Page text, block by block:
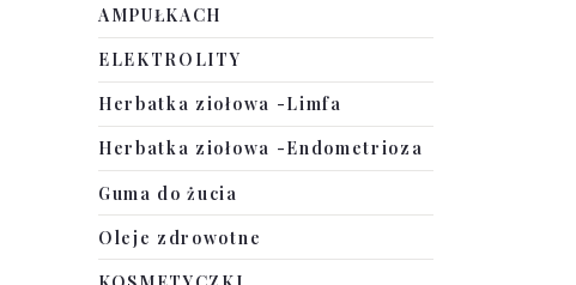
AMPUŁKACH
ELEKTROLITY
Herbatka ziołowa -Limfa
Herbatka ziołowa -Endometrioza
Guma do żucia
Oleje zdrowotne